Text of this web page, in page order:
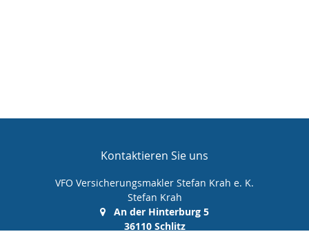
Kontaktieren Sie uns
VFO Versicherungsmakler Stefan Krah e. K.
Stefan Krah
An der Hinterburg 5
36110 Schlitz